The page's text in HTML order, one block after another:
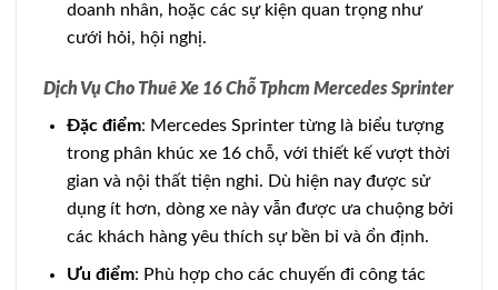
doanh nhân, hoặc các sự kiện quan trọng như
cưới hỏi, hội nghị.
Dịch Vụ Cho Thuê Xe 16 Chỗ Tphcm Mercedes Sprinter
Đặc điểm: Mercedes Sprinter từng là biểu tượng
trong phân khúc xe 16 chỗ, với thiết kế vượt thời
gian và nội thất tiện nghi. Dù hiện nay được sử
dụng ít hơn, dòng xe này vẫn được ưa chuộng bởi
các khách hàng yêu thích sự bền bỉ và ổn định.
Ưu điểm: Phù hợp cho các chuyến đi công tác